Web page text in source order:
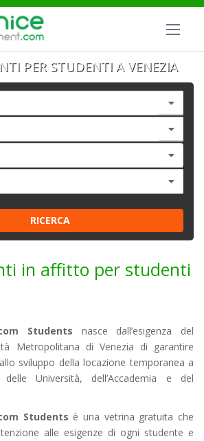
PER STUDENTI A VENEZIA
RICERCA
in affitto per studenti
Students nasce dall’esigenza del
Metropolitana di Venezia di garantire
sviluppo della locazione temporanea a
Università, dell’Accademia e del
Students è una vetrina gratuita che
alle esigenze di ogni studente e